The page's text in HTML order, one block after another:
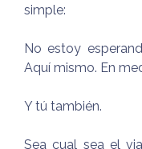
simple:
No estoy
Aquí mismo. En
Y tú también.
Sea cual sea el